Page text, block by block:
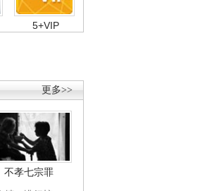
5+VIP
更多>>
不孝七宗罪